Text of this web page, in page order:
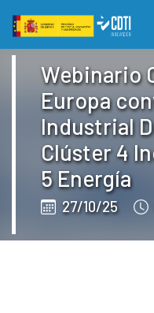
Eventos CDTI
Webinario
Europa
Industrial
Clúster 4
5 Energía
27/10/25